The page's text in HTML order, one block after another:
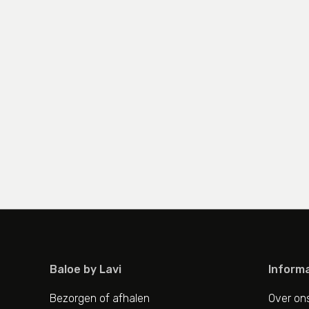
Baloe by Lavi
Bezorgen of afhalen
Over